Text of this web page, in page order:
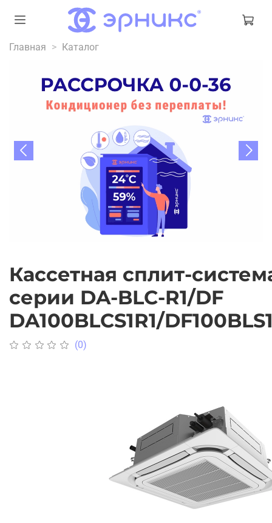
Главная Каталог
Кассетная сплит-
серии DA-BLC-R1/DF
DA100BLCS1R1/
(0)